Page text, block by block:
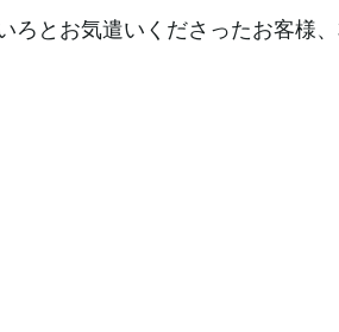
とお気遣いくださったお客様